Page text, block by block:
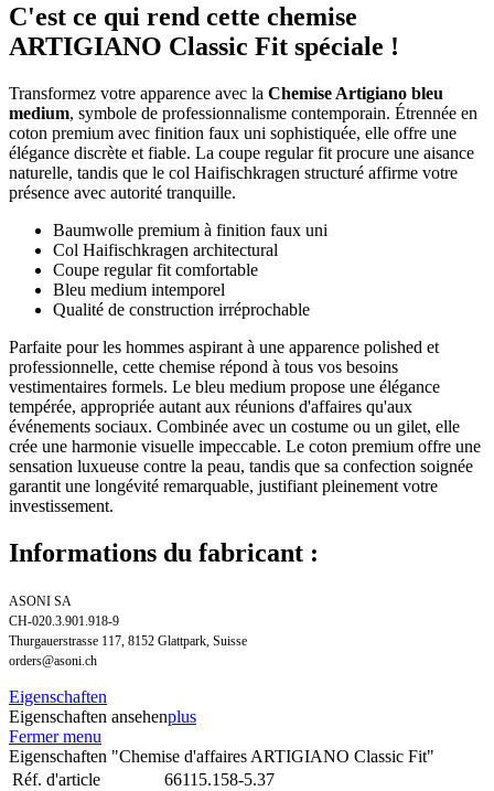
C'est ce qui rend cette chemise
ARTIGIANO Classic Fit spéciale !
Transformez votre apparence avec la Chemise Artigiano bleu
medium, symbole de professionnalisme contemporain. Étrennée en
coton premium avec finition faux uni sophistiquée, elle offre une
élégance discrète et fiable. La coupe regular fit procure une aisance
naturelle, tandis que le col Haifischkragen structuré affirme votre
présence avec autorité tranquille.
Baumwolle premium à finition faux uni
Col Haifischkragen architectural
Coupe regular fit comfortable
Bleu medium intemporel
Qualité de construction irréprochable
Parfaite pour les hommes aspirant à une apparence polished et
professionnelle, cette chemise répond à tous vos besoins
vestimentaires formels. Le bleu medium propose une élégance
tempérée, appropriée autant aux réunions d'affaires qu'aux
événements sociaux. Combinée avec un costume ou un gilet, elle
crée une harmonie visuelle impeccable. Le coton premium offre une
sensation luxueuse contre la peau, tandis que sa confection soignée
garantit une longévité remarquable, justifiant pleinement votre
investissement.
Informations du fabricant :
ASONI SA
CH-020.3.901.918-9
Thurgauerstrasse 117, 8152 Glattpark, Suisse
orders@asoni.ch
Eigenschaften
Eigenschaften ansehenplus
Fermer menu
Eigenschaften "Chemise d'affaires ARTIGIANO Classic Fit"
Réf. d'article
66115.158-5.37